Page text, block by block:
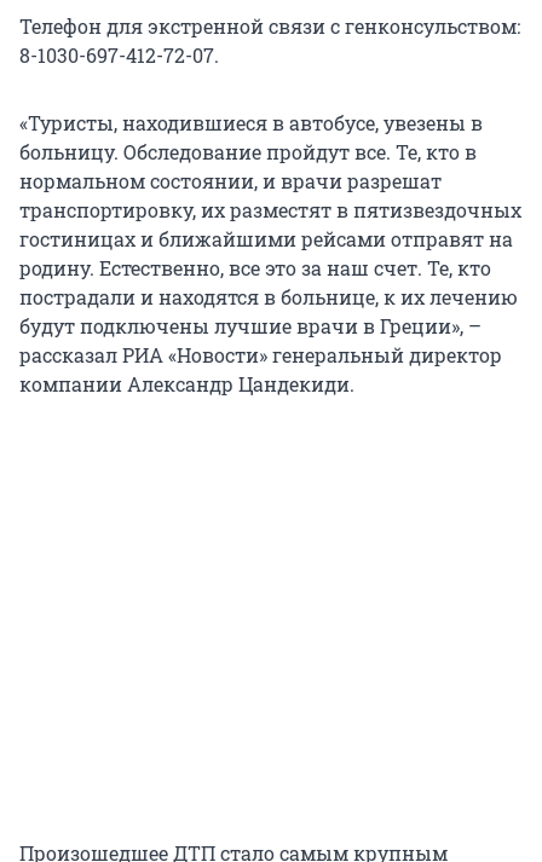
Телефон для экстренной связи с генконсульством:
8-1030-697-412-72-07.
«Туристы, находившиеся в автобусе, увезены в
больницу. Обследование пройдут все. Те, кто в
нормальном состоянии, и врачи разрешат
транспортировку, их разместят в пятизвездочных
гостиницах и ближайшими рейсами отправят на
родину. Естественно, все это за наш счет. Те, кто
пострадали и находятся в больнице, к их лечению
будут подключены лучшие врачи в Греции», –
рассказал РИА «Новости» генеральный директор
компании Александр Цандекиди.
Произошедшее ДТП стало самым крупным